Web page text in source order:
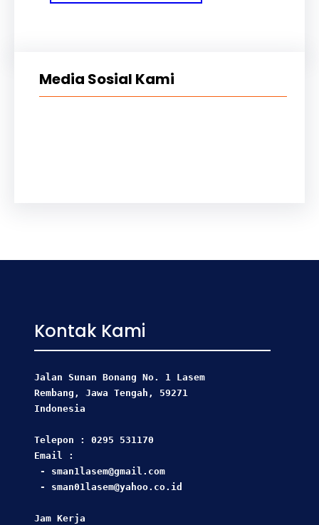
Media Sosial Kami
Kontak Kami
Jalan Sunan Bonang No. 1 Lasem
Rembang, Jawa Tengah, 59271
Indonesia
Telepon : 0295 531170
Email :
- sman1lasem@gmail.com
- sman01lasem@yahoo.co.id
Jam Kerja